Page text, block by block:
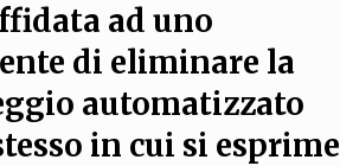
ad uno
di eliminare la
automatizzato
in cui si esprime